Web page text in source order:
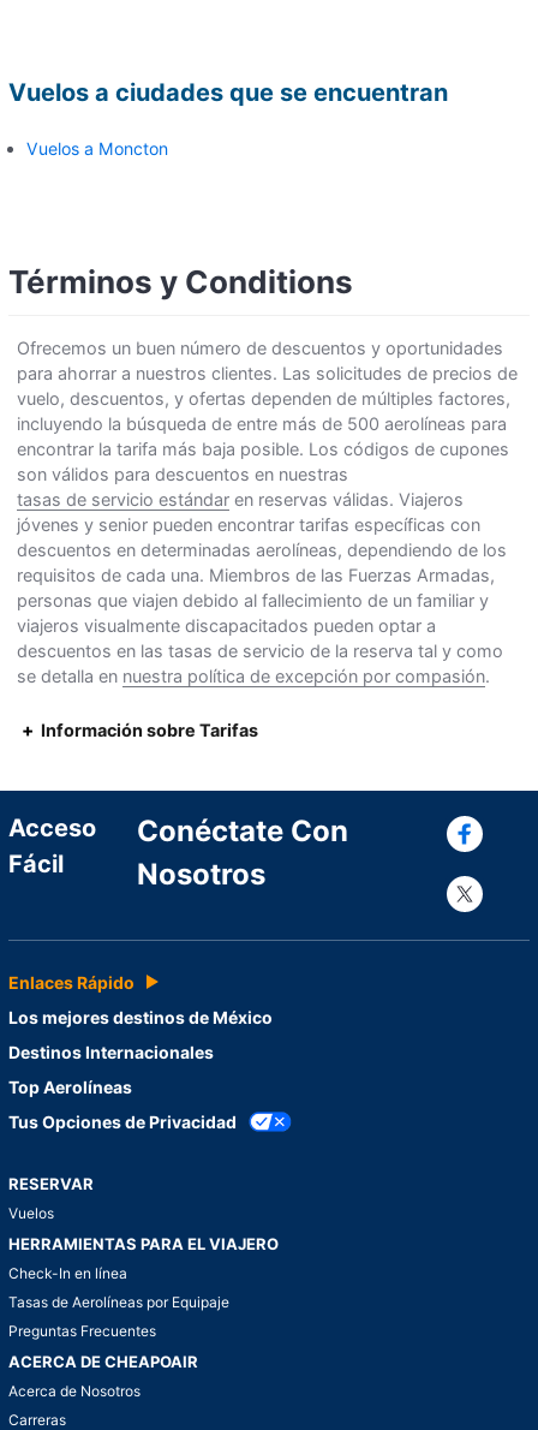
Vuelos a ciudades que se encuentran
Vuelos a Moncton
Términos y Conditions
Ofrecemos un buen número de descuentos y oportunidades
para ahorrar a nuestros clientes. Las solicitudes de precios de
vuelo, descuentos, y ofertas dependen de múltiples factores,
incluyendo la búsqueda de entre más de 500 aerolíneas para
encontrar la tarifa más baja posible. Los códigos de cupones
son válidos para descuentos en nuestras
tasas de servicio estándar en reservas válidas. Viajeros
jóvenes y senior pueden encontrar tarifas específicas con
descuentos en determinadas aerolíneas, dependiendo de los
requisitos de cada una. Miembros de las Fuerzas Armadas,
personas que viajen debido al fallecimiento de un familiar y
viajeros visualmente discapacitados pueden optar a
descuentos en las tasas de servicio de la reserva tal y como
se detalla en nuestra política de excepción por compasión.
Información sobre Tarifas
Acceso
Fácil
Conéctate Con
Nosotros
Enlaces Rápido
Los mejores destinos de México
Destinos Internacionales
Top Aerolíneas
Tus Opciones de Privacidad
RESERVAR
Vuelos
HERRAMIENTAS PARA EL VIAJERO
Check-In en línea
Tasas de Aerolíneas por Equipaje
Preguntas Frecuentes
ACERCA DE CHEAPOAIR
Acerca de Nosotros
Carreras